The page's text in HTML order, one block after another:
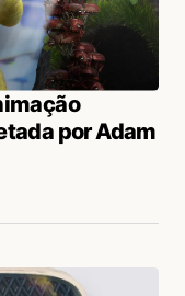
por Adam